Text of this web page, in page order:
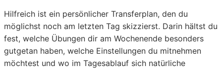
Hilfreich ist ein persönlicher Transferplan, den du
möglichst noch am letzten Tag skizzierst. Darin hältst du
fest, welche Übungen dir am Wochenende besonders
gutgetan haben, welche Einstellungen du mitnehmen
möchtest und wo im Tagesablauf sich natürliche